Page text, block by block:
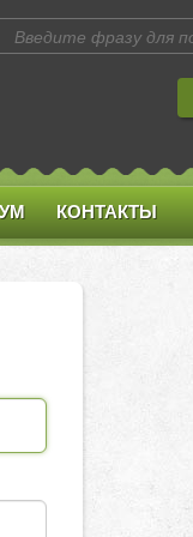
КОНТАКТЫ